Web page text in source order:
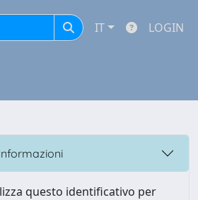
IT LOGIN
questo identificativo per